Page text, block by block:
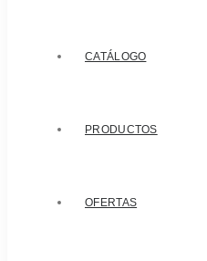
CATÁLOGO
PRODUCTOS
OFERTAS